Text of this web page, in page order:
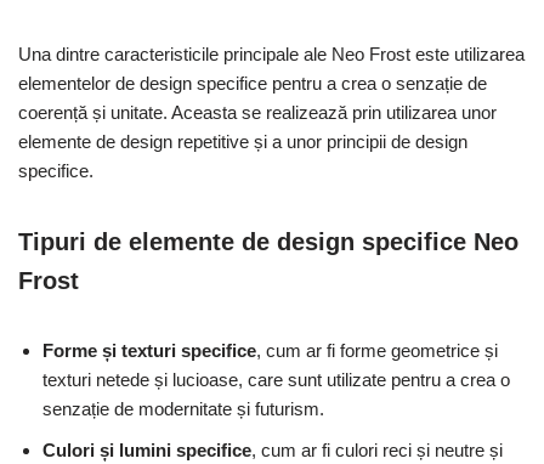
Una dintre caracteristicile principale ale Neo Frost este utilizarea
elementelor de design specifice pentru a crea o senzație de
coerență și unitate. Aceasta se realizează prin utilizarea unor
elemente de design repetitive și a unor principii de design
specifice.
Tipuri de elemente de design specifice Neo
Frost
Forme și texturi specifice, cum ar fi forme geometrice și
texturi netede și lucioase, care sunt utilizate pentru a crea o
senzație de modernitate și futurism.
Culori și lumini specifice, cum ar fi culori reci și neutre și